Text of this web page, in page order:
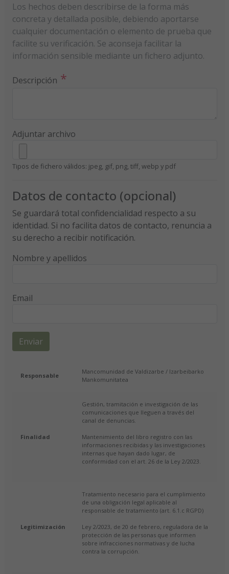
Los hechos deben describirse de la forma más
concreta y detallada posible, debiendo aportarse
cualquier documentación o elemento de prueba que
facilite su verificación. Se aconseja facilitar la
información sensible mediante un fichero adjunto.
Descripción *
Adjuntar archivo
Tipos de fichero válidos: jpeg, gif, png, tiff, webp y pdf
Datos de contacto (opcional)
Se guardará total confidencialidad respecto a su
identidad. Si no facilita datos de contacto, renuncia a
su derecho a recibir notificación.
Nombre y apellidos
Email
Responsable
Mancomunidad de Valdizarbe / Izarbeibarko
Mankomunitatea
Finalidad
Gestión, tramitación e investigación de las
comunicaciones que lleguen a través del
canal de denuncias.
Mantenimiento del libro registro con las
informaciones recibidas y las investigaciones
internas que hayan dado lugar, de
conformidad con el art. 26 de la Ley 2/2023.
Legitimización
Tratamiento necesario para el cumplimiento
de una obligación legal aplicable al
responsable de tratamiento (art. 6.1.c RGPD)
Ley 2/2023, de 20 de febrero, reguladora de la
protección de las personas que informen
sobre infracciones normativas y de lucha
contra la corrupción.